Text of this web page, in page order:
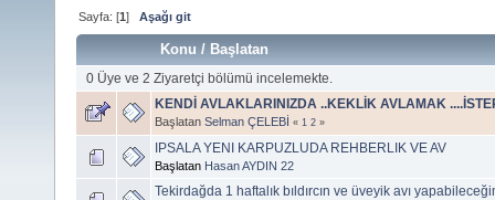
Sayfa: [1]Aşağı git
Konu / Başlatan
0 Üye ve 2 Ziyaretçi bölümü incelemekte.
KENDİ AVLAKLARINIZDA ..KEKLİK AVLAMAK
Başlatan Selman ÇELEBİ « 1 2 »
IPSALA YENI KARPUZLUDA REHBERLIK VE AV
Başlatan Hasan AYDIN 22
Tekirdağda 1 haftalık bıldırcın ve üveyik avı